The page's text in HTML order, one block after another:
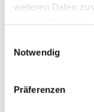
weiteren Daten
Notwendig
Präferenzen
altitude nutzen
Optimierung der